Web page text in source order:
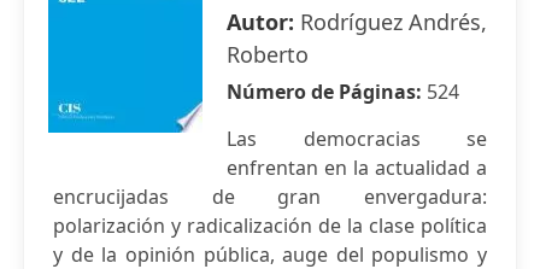
Autor: Rodríguez Andrés,
Roberto
Número de Páginas: 524
Las democracias se
enfrentan en la actualidad a
encrucijadas de gran envergadura:
polarización y radicalización de la clase política
y de la opinión pública, auge del populismo y